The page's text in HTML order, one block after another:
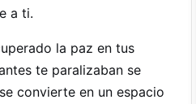
a ti.
la paz en tus
te paralizaban se
convierte en un espacio